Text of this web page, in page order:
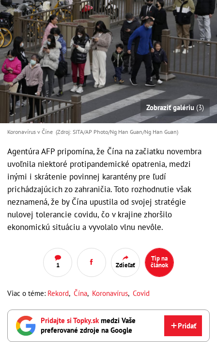
Zobraziť galériu (3)
Koronavírus v Číne (Zdroj: SITA/AP Photo/Ng Han Guan/Ng Han Guan)
Agentúra AFP pripomína, že Čína na začiatku novembra
uvoľnila niektoré protipandemické opatrenia, medzi
inými i skrátenie povinnej karantény pre ľudí
prichádzajúcich zo zahraničia. Toto rozhodnutie však
neznamená, že by Čína upustila od svojej stratégie
nulovej tolerancie covidu, čo v krajine zhoršilo
ekonomickú situáciu a vyvolalo vlnu nevôle.
1 Zdieľať
Tip na
článok
Viac o téme: Rekord, Čína, Koronavírus, Covid
Pridajte si Topky.skmedzi Vaše
preferované zdroje na Google
Pridať